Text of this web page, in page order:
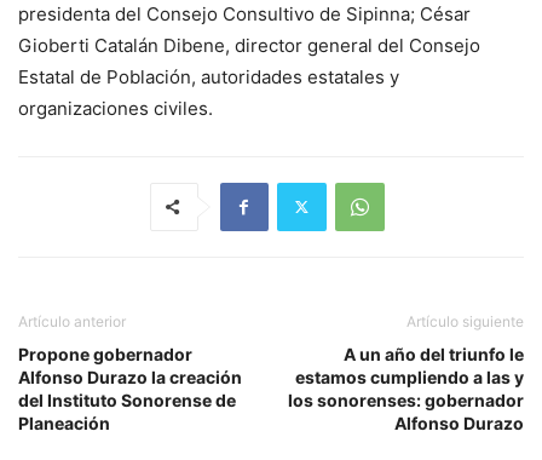
presidenta del Consejo Consultivo de Sipinna; César
Gioberti Catalán Dibene, director general del Consejo
Estatal de Población, autoridades estatales y
organizaciones civiles.
Artículo anterior
Propone gobernador
Alfonso Durazo la creación
del Instituto Sonorense de
Planeación
Artículo siguiente
A un año del triunfo le
estamos cumpliendo a las y
los sonorenses: gobernador
Alfonso Durazo